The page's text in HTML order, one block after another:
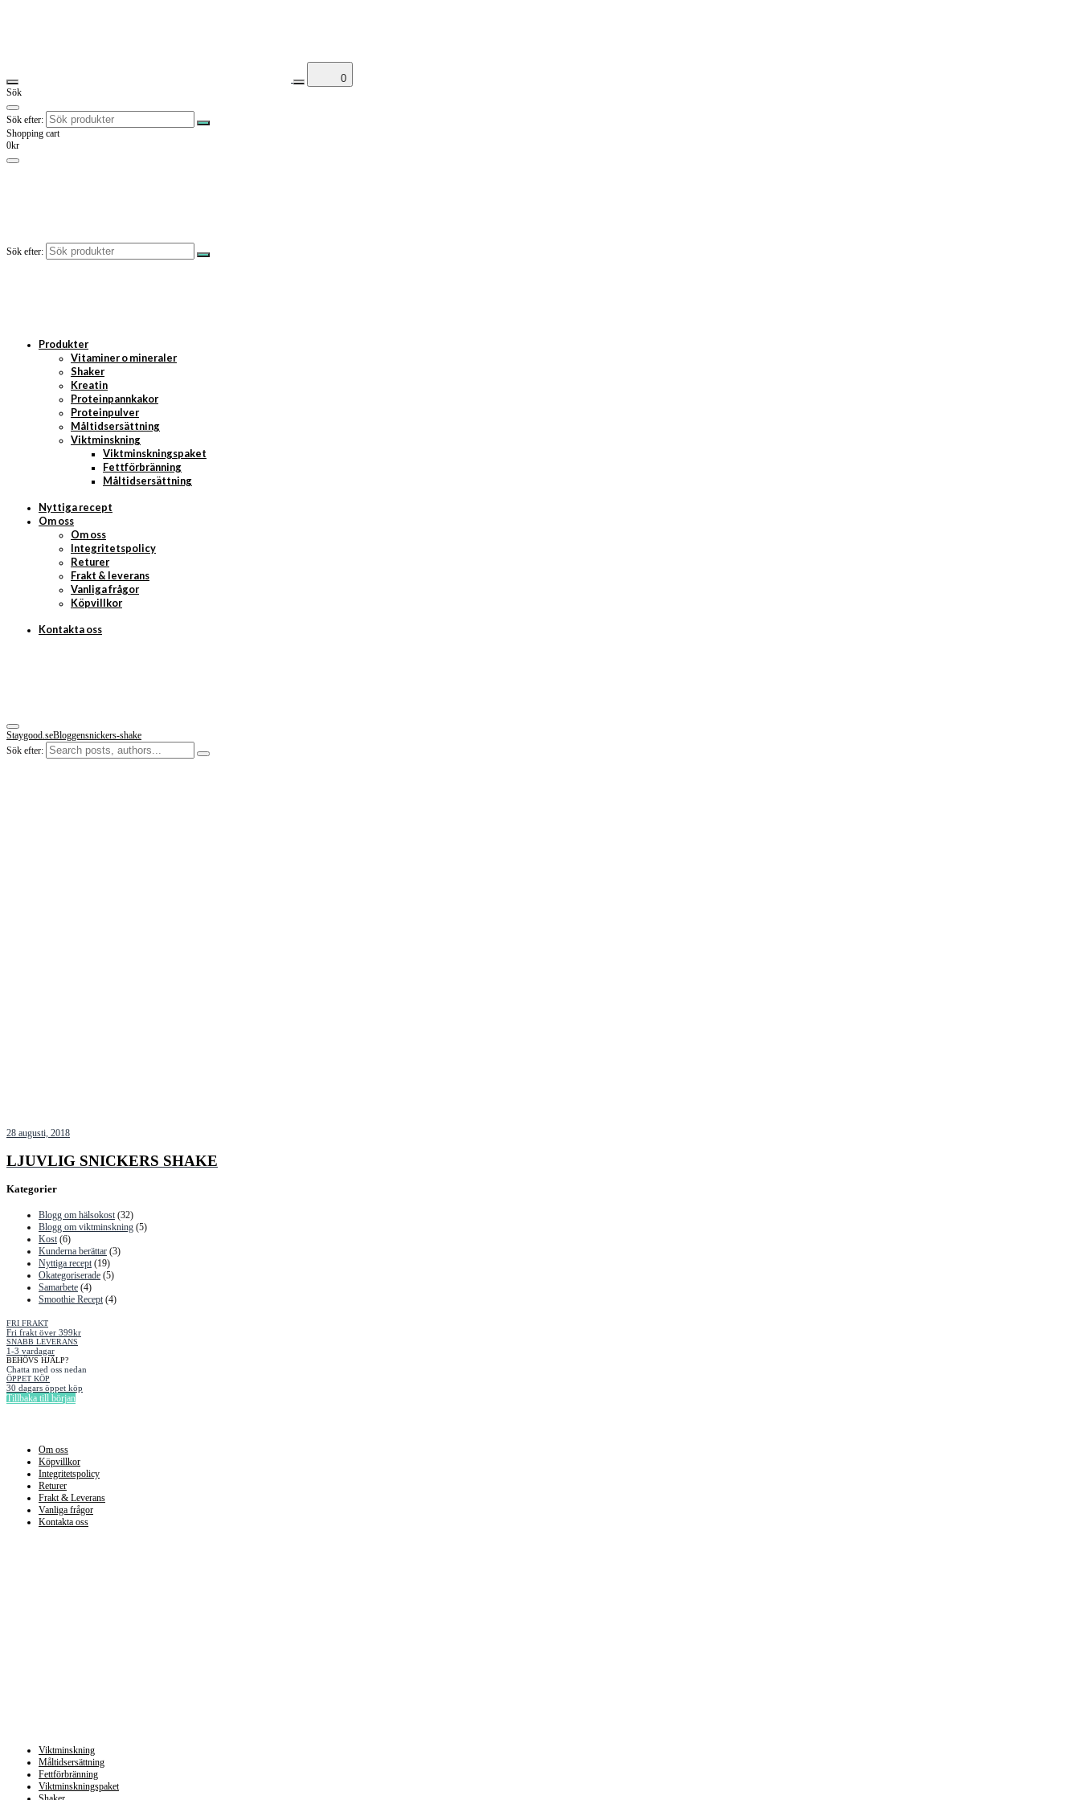
0
Sök
Sök efter:
Shopping cart
0kr
Sök efter:
Produkter
Vitaminer o mineraler
Shaker
Kreatin
Proteinpannkakor
Proteinpulver
Måltidsersättning
Viktminskning
Viktminskningspaket
Fettförbränning
Måltidsersättning
Nyttiga recept
Om oss
Om oss
Integritetspolicy
Returer
Frakt & leverans
Vanliga frågor
Köpvillkor
Kontakta oss
Staygood.seBloggensnickers-shake
Sök efter:
28 augusti, 2018
LJUVLIG SNICKERS SHAKE
Kategorier
Blogg om hälsokost(32)
Blogg om viktminskning (5)
Kost(6)
Kunderna berättar (3)
Nyttiga recept(19)
Okategoriserade (5)
Samarbete (4)
Smoothie Recept(4)
FRI FRAKT
Fri frakt över 399kr
SNABB LEVERANS
1-3 vardagar
BEHÖVS HJÄLP?
Chatta med oss nedan
ÖPPET KÖP
30 dagars öppet köp
Tillbaka till början
Om oss
Köpvillkor
Integritetspolicy
Returer
Frakt & Leverans
Vanliga frågor
Kontakta oss
Viktminskning
Måltidsersättning
Fettförbränning
Viktminskningspaket